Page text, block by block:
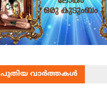
പുതിയ വാർത്തകൾ